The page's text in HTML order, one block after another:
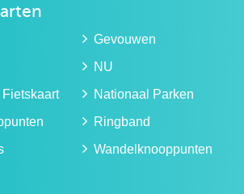
Gevouwen
NU
Nationaal Parken
Ringband
Wandelknooppunten